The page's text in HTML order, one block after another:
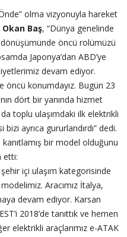
olma vizyonuyla hareket
Okan Baş, “Dünya genelinde
öncü rolümüzü
Japonya’dan ABD’ye
devam ediyor.
öncü konumdayız. Bugün 23
dört bir yanında hizmet
toplu ulaşımdaki ilk elektrikli
ayrıca gururlandırdı” dedi.
kanıtlamış bir model olduğunu
etti:
içi ulaşım kategorisinde
Aracımız İtalya,
devam ediyor. Karsan
2018’de tanıttık ve hemen
elektrikli araçlarımız e-ATAK